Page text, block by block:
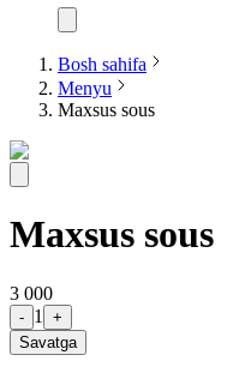
Bosh sahifa
Menyu
Maxsus sous
Maxsus sous
3 000
- 1
+
Savatga